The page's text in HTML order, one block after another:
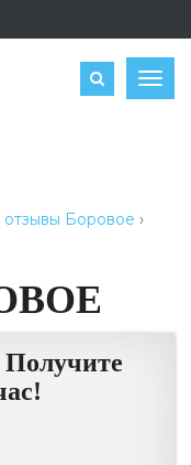
ОЦЕНИТЬ
отзывы Боровое ›